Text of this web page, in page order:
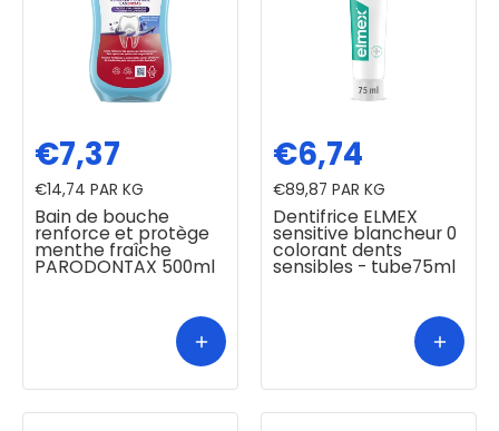
Bain de bouche
renforce et protège
menthe fraîche
PARODONTAX 500ml
€7,37
€14,74 PAR KG
Dentifrice ELMEX
sensitive blancheur 0
colorant dents
sensibles - tube75ml
€6,74
€89,87 PAR KG